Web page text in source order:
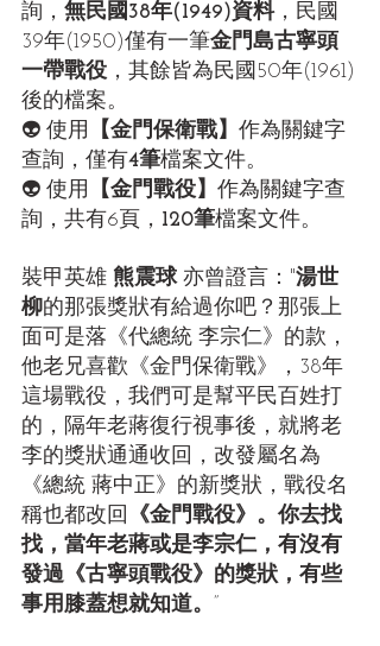
詢， 無民國38年(1949)資料，民國
39年(1950)僅有一筆金門島古寧頭
一帶戰役，其餘皆為民國50年(1961)
後的檔案。
👽 使用
【金門保衛戰】 作為關鍵字
查詢，僅有4筆檔案文件。
👽 使用
【金門戰役】 作為關鍵字查
詢，共有6頁， 120筆檔案文件。
裝甲英雄 熊震球 亦曾證言："湯世
柳的那張獎狀有給過你吧？那張上
面可是落《代總統 李宗仁》的款，
他老兄喜歡《金門保衛戰》，38年
這場戰役，我們可是幫平民百姓打
的，隔年老蔣復行視事後，就將老
李的獎狀通通收回，改發屬名為
《總統 蔣中正》的新獎狀，戰役名
稱也都改回
《金門戰役》。你去找
找，當年老蔣或是李宗仁，有沒有
發過《古寧頭戰役》的獎狀，有些
事用膝蓋想就知道。 ”